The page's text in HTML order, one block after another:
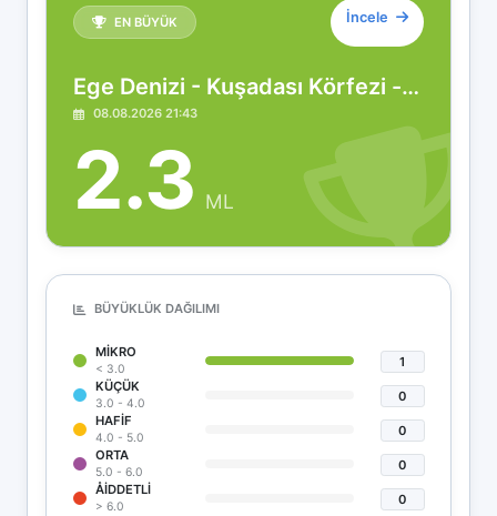
EN BÜYÜK İncele
Ege Denizi - Kuşadası Körfezi - [15.99 km] Söke (Aydın)
08.08.2026 21:43
2.3 ML
BÜYÜKLÜK DAĞILIMI
MIKRO
< 3.0
1
KÜÇÜK
3.0 - 4.0
0
HAFIF
4.0 - 5.0
0
ORTA
5.0 - 6.0
0
ÅIDDETLI
> 6.0
0